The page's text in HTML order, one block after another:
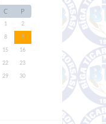
C P
1
2
8
9
15
16
22
23
29
30